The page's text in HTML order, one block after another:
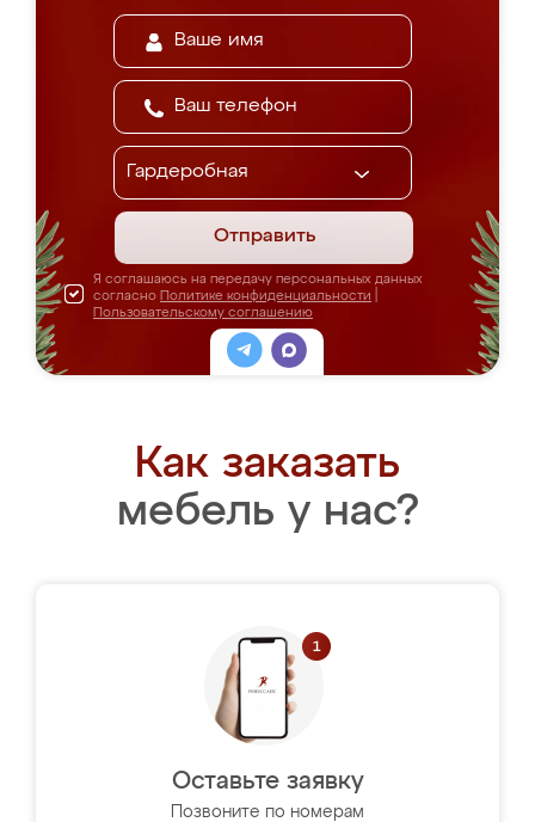
Отправить
Я соглашаюсь на передачу персональных данных
согласно Политике конфиденциальности
Пользовательскому соглашению
Как заказать
мебель у нас?
Оставьте заявку
Позвоните по номерам